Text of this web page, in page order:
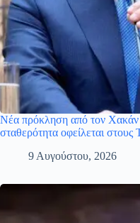
Νέα πρόκληση από τον Χακάν
σταθερότητα οφείλεται στους
9 Αυγούστου, 2026